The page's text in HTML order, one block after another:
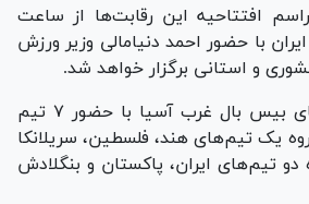
افتتاحیه این رقابت‌ها از ساعت
ایران با حضور احمد دنیامالی وزیر ورزش
و استانی برگزار خواهد شد.
گفتنی است؛ رقابت‌های بیس بال غرب آسیا با حضور ۷ تیم
یک تیم‌های هند، فلسطین، سریلانکا
دو تیم‌های ایران، پاکستان و بنگلادش